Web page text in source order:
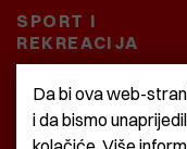
SPORT I
REKREACIJA
CRNA KRONIKA
BAŠTARDINI I
Da bi ova web-
i da bismo